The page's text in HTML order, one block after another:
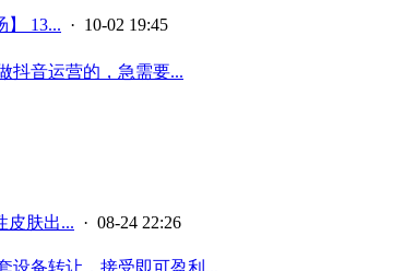
】 13... · 10-02 19:45
抖音运营的，急需要...
皮肤出... · 08-24 22:26
设备转让，接受即可盈利...